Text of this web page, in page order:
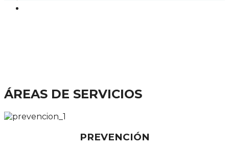
ÁREAS DE SERVICIOS
PREVENCIÓN